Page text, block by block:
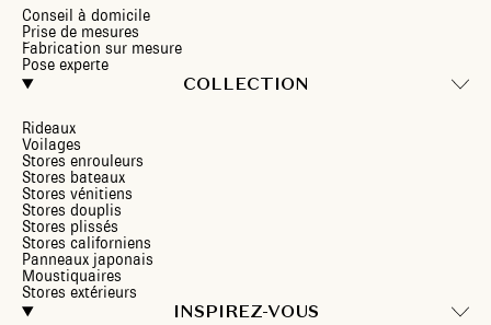
Conseil à domicile
Prise de mesures
Fabrication sur mesure
Pose experte
COLLECTION
Rideaux
Voilages
Stores enrouleurs
Stores bateaux
Stores vénitiens
Stores douplis
Stores plissés
Stores californiens
Panneaux japonais
Moustiquaires
Stores extérieurs
INSPIREZ-VOUS